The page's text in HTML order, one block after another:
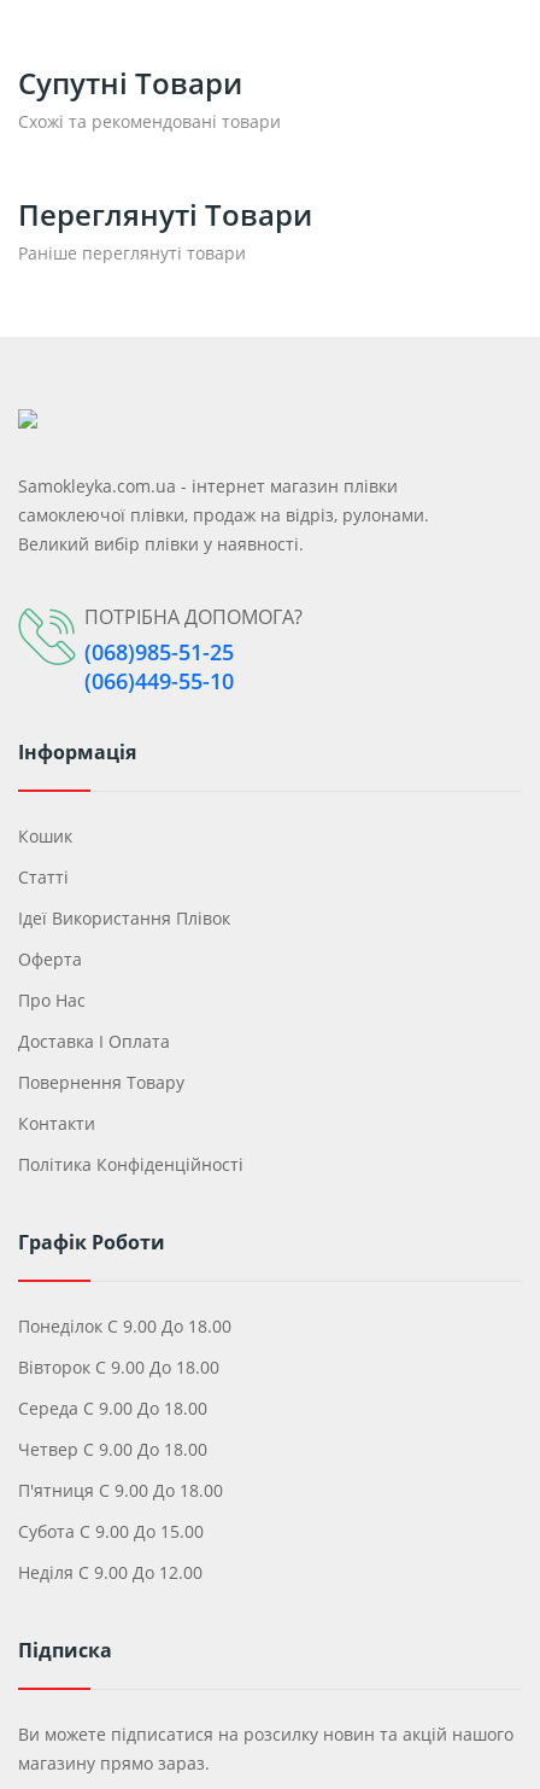
Супутні Товари
Схожі та рекомендовані товари
Переглянуті Товари
Раніше переглянуті товари
Samokleyka.com.ua - інтернет магазин плівки
самоклеючої плівки, продаж на відріз, рулонами.
Великий вибір плівки у наявності.
ПОТРІБНА ДОПОМОГА?
(068)985-51-25
(066)449-55-10
Інформація
Кошик
Статті
Ідеї ​​використання Плівок
Оферта
Про Нас
Доставка І Оплата
Повернення Товару
Контакти
Політика Конфіденційності
Графік Роботи
Понеділок С 9.00 До 18.00
Вівторок С 9.00 До 18.00
Середа С 9.00 До 18.00
Четвер С 9.00 До 18.00
П'ятниця С 9.00 До 18.00
Субота С 9.00 До 15.00
Неділя С 9.00 До 12.00
Підписка
Ви можете підписатися на розсилку новин та акцій нашого
магазину прямо зараз.